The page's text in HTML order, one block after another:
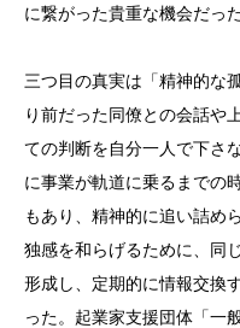
に繋がった貴重な機会だった
三つ目の真実は「精神的な
り前だった同僚との会話や
ての判断を自分一人で下さ
に事業が軌道に乗るまでの
もあり、精神的に追い詰め
独感を和らげるために、同
形成し、定期的に情報交換
った。起業家支援団体「一